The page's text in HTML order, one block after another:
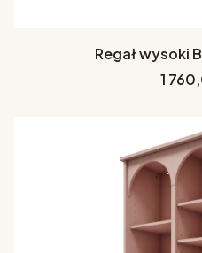
Regał wysoki
Cena
1